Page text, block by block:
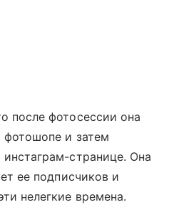
после фотосессии она
фотошопе и затем
странице. Она
ее подписчиков и
нелегкие времена.